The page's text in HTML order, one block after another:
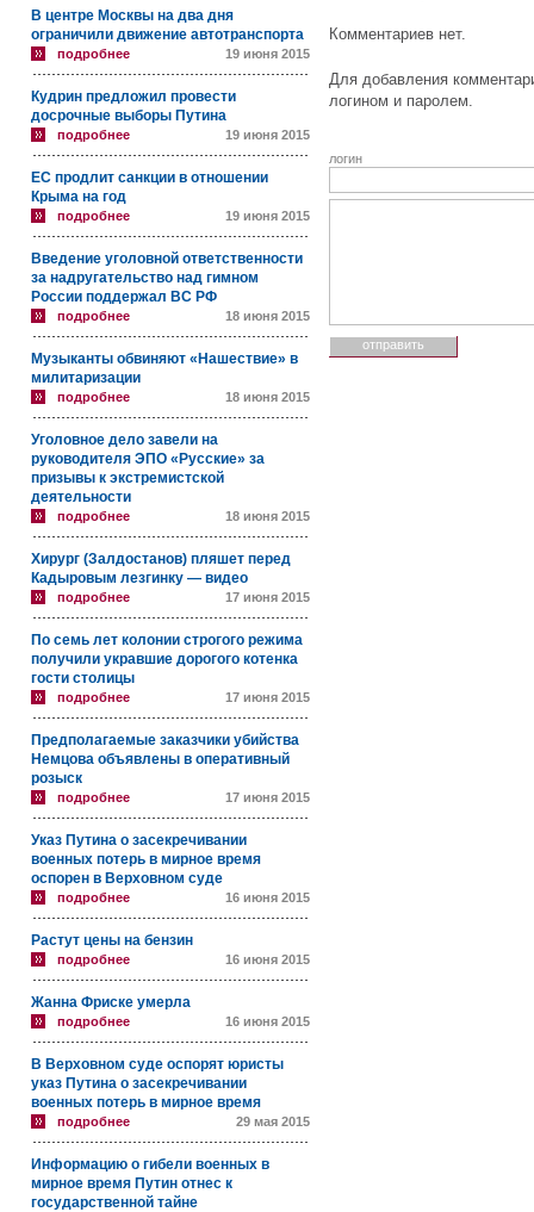
В центре Москвы на два дня
ограничили движение автотранспорта
подробнее 19 июня 2015
Кудрин предложил провести
досрочные выборы Путина
подробнее 19 июня 2015
ЕС продлит санкции в отношении
Крыма на год
подробнее 19 июня 2015
Введение уголовной ответственности
за надругательство над гимном
России поддержал ВС РФ
подробнее 18 июня 2015
Музыканты обвиняют «Нашествие» в
милитаризации
подробнее 18 июня 2015
Уголовное дело завели на
руководителя ЭПО «Русские» за
призывы к экстремистской
деятельности
подробнее 18 июня 2015
Хирург (Залдостанов) пляшет перед
Кадыровым лезгинку — видео
подробнее 17 июня 2015
По семь лет колонии строгого режима
получили укравшие дорогого котенка
гости столицы
подробнее 17 июня 2015
Предполагаемые заказчики убийства
Немцова объявлены в оперативный
розыск
подробнее 17 июня 2015
Указ Путина о засекречивании
военных потерь в мирное время
оспорен в Верховном суде
подробнее 16 июня 2015
Растут цены на бензин
подробнее 16 июня 2015
Жанна Фриске умерла
подробнее 16 июня 2015
В Верховном суде оспорят юристы
указ Путина о засекречивании
военных потерь в мирное время
подробнее 29 мая 2015
Информацию о гибели военных в
мирное время Путин отнес к
государственной тайне
Комментариев нет.
Для добавления
логином и паролем.
логин